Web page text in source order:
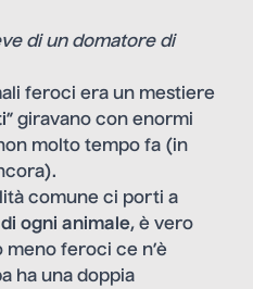
di un domatore di
feroci era un mestiere
” giravano con enormi
molto tempo fa (in
comune ci porti a
ogni animale, è vero
feroci ce n’è
ha una doppia